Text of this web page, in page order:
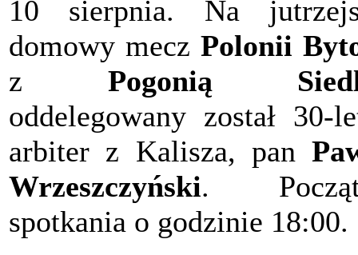
10 sierpnia. Na
domowy mecz Polonii
z Pogonią
oddelegowany został 30-
arbiter z Kalisza, pan
Wrzeszczyński.
spotkania o godzinie 18:00.